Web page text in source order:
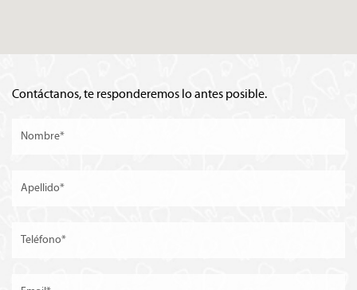
Contáctanos, te responderemos lo antes posible.